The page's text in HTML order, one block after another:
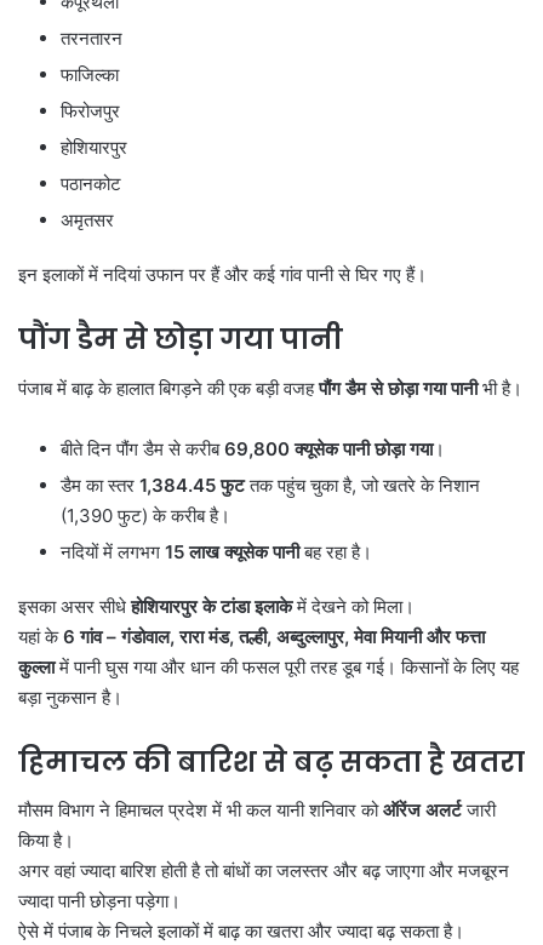
तरनतारन
फाजिल्का
फिरोजपुर
होशियारपुर
पठानकोट
अमृतसर
इन इलाकों में नदियां उफान पर हैं और कई गांव पानी से घिर गए हैं।
पौंग डैम से छोड़ा गया पानी
पंजाब में बाढ़ के हालात बिगड़ने की एक बड़ी वजहपौंग डैम से छोड़ा गया पानीभी है।
बीते दिन पौंग डैम से करीब69,800क्यूसेक पानी छोड़ा गया।
डैम का स्तर 1,384.45फुटतक पहुंच चुका है, जो खतरे के निशान
(1,390 फुट) के करीब है।
नदियों में लगभग 15लाख क्यूसेक पानीबह रहा है।
इसका असर सीधेहोशियारपुर के टांडा इलाकेमें देखने को मिला।
यहां के6गांव –गंडोवाल,रारा मंड,तल्ही, अब्दुल्लापुर,मेवा मियानी और फत्ता
कुल्लामें पानी घुस गया और धान की फसल पूरी तरह डूब गई। किसानों के लिए यह
बड़ा नुकसान है।
हिमाचल की बारिश से बढ़ सकता है खतरा
मौसम विभाग ने हिमाचल प्रदेश में भी कल यानी शनिवार कोऑरेंज अलर्टजारी
किया है।
अगर वहां ज्यादा बारिश होती है तो बांधों का जलस्तर और बढ़ जाएगा और मजबूरन
ज्यादा पानी छोड़ना पड़ेगा।
ऐसे में पंजाब के निचले इलाकों में बाढ़ का खतरा और ज्यादा बढ़ सकता है।